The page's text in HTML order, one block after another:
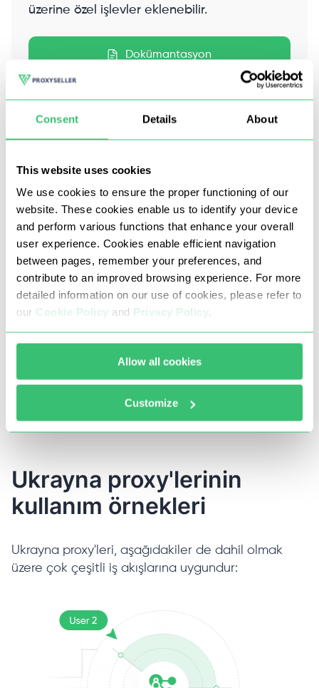
Consent Details About
This website uses cookies
We use cookies to ensure the proper functioning of our
website. These cookies enable us to identify your device
and perform various functions that enhance your overall
user experience. Cookies enable efficient navigation
between pages, remember your preferences, and
contribute to an improved browsing experience. For more
detailed information on our use of cookies, please refer to
our Cookie Policy and Privacy Policy.
Allow all cookies
Customize
üzerine özel işlevler eklenebilir.
Dokümantasyon
Müşterilerimiz ne diyor
Dünya çapında 185.000'den fazla kullanıcı
tarafından güvenilir
10000 +
müşterilerden yorumlar
Adımız geçiyor:
Ukrayna proxy'lerinin
kullanım örnekleri
Ukrayna proxy'leri, aşağıdakiler de dahil olmak
üzere çok çeşitli iş akışlarına uygundur: